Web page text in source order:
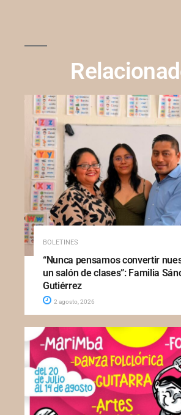
BOLETINES
“Nunca pensamos convertir
un salón de clases”: Familia
Gutiérrez
2 agosto, 2026